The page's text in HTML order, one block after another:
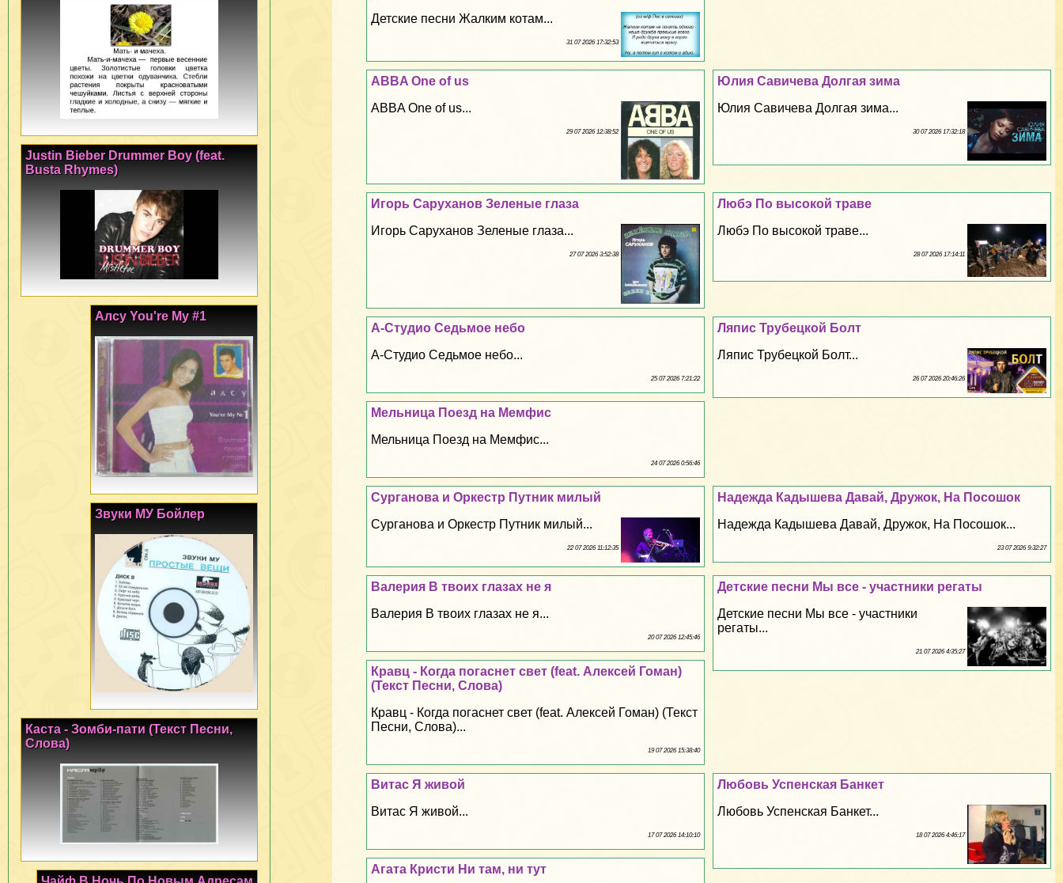
Детские песни Жалким котам...
31 07 2026 17:32:53
Юлия Савичева Долгая зима
Юлия Савичева Долгая зима...
30 07 2026 17:32:18
ABBA One of us
ABBA One of us...
29 07 2026 12:38:52
Любэ По высокой траве
Любэ По высокой траве...
28 07 2026 17:14:11
Игорь Саруханов Зеленые глаза
Игорь Саруханов Зеленые глаза...
27 07 2026 3:52:38
Ляпис Трубецкой Болт
Ляпис Трубецкой Болт...
26 07 2026 20:46:26
А-Студио Седьмое небо
А-Студио Седьмое небо...
25 07 2026 7:21:22
Мельница Поезд на Мемфис
Мельница Поезд на Мемфис...
24 07 2026 0:56:46
Надежда Кадышева Давай, Дружок, На Посошок
Надежда Кадышева Давай, Дружок, На Посошок...
23 07 2026 9:32:27
Сурганова и Оркестр Путник милый
Сурганова и Оркестр Путник милый...
22 07 2026 11:12:35
Детские песни Мы все - участники регаты
Детские песни Мы все - участники
регаты...
21 07 2026 4:35:27
Валерия В твоих глазах не я
Валерия В твоих глазах не я...
20 07 2026 12:45:46
Кравц - Когда погаснет свет (feat. Алексей Гоман)
(Текст Песни, Слова)
Кравц - Когда погаснет свет (feat. Алексей Гоман) (Текст
Песни, Слова)...
19 07 2026 15:38:40
Любовь Успенская Банкет
Любовь Успенская Банкет...
18 07 2026 4:46:17
Витас Я живой
Витас Я живой...
17 07 2026 14:10:10
Агата Кристи Ни там, ни тут
Justin Bieber Drummer Boy (feat.
Busta Rhymes)
Алсу You're My #1
Звуки МУ Бойлер
Каста - Зомби-пати (Текст Песни,
Слова)